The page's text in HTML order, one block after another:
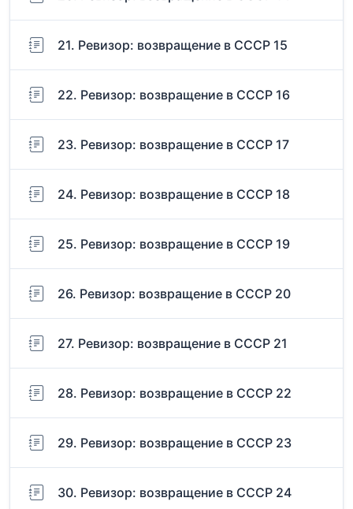
21. Ревизор: возвращение в СССР 15
22. Ревизор: возвращение в СССР 16
23. Ревизор: возвращение в СССР 17
24. Ревизор: возвращение в СССР 18
25. Ревизор: возвращение в СССР 19
26. Ревизор: возвращение в СССР 20
27. Ревизор: возвращение в СССР 21
28. Ревизор: возвращение в СССР 22
29. Ревизор: возвращение в СССР 23
30. Ревизор: возвращение в СССР 24